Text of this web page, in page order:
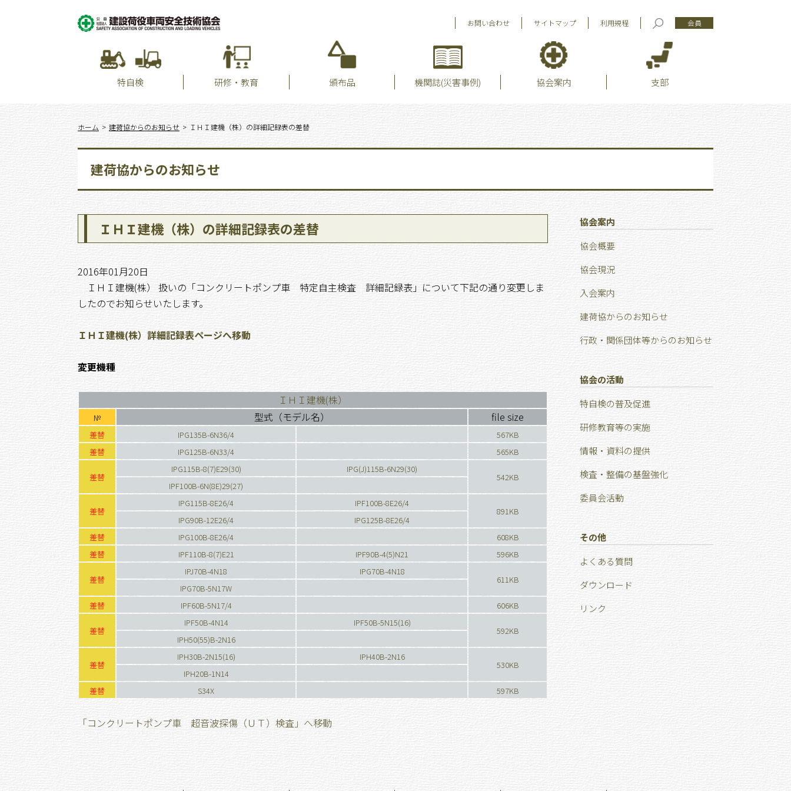
お問い合わせ サイトマップ 利用規程 会員
特自検 研修・教育 頒布品 機関誌(災害事例) 協会案内 支部
ホーム 建荷協からのお知らせ ＩＨＩ建機（株）の詳細記録表の差替
建荷協からのお知らせ
ＩＨＩ建機（株）の詳細記録表の差替
2016年01月20日
ＩＨＩ建機(株） 扱いの「コンクリートポンプ車 特定自主検査 詳細記録表」について下記の通り変更しま
したのでお知らせいたします。
ＩＨＩ建機(株）詳細記録表ページへ移動
変更機種
ＩＨＩ建機(株）
№ 型式（モデル名） file size
差替 IPG135B-6N36/4
567KB
差替
IPG125B-6N33/4 565KB
差替
IPG115B-8(7)E29(30) IPG(J)115B-6N29(30)
542KB
IPF100B-6N(8E)29(27)
差替
IPG115B-8E26/4 IPF100B-8E26/4
891KB
IPG90B-12E26/4
IPG125B-8E26/4
差替
IPG100B-8E26/4
608KB
差替
IPF110B-8(7)E21 IPF90B-4(5)N21 596KB
差替
IPJ70B-4N18 IPG70B-4N18
611KB
IPG70B-5N17W
差替
IPF60B-5N17/4 606KB
差替
IPF50B-4N14 IPF50B-5N15(16)
592KB
IPH50(55)B-2N16
差替
IPH30B-2N15(16) IPH40B-2N16
530KB
IPH20B-1N14
差替
S34X 597KB
「コンクリートポンプ車 超音波探傷（ＵＴ）検査」へ移動
協会案内
協会概要
協会現況
⼊会案内
建荷協からのお知らせ
行政・関係団体等からのお知らせ
協会の活動
特⾃検の普及促進
研修教育等の実施
情報・資料の提供
検査・整備の基盤強化
委員会活動
その他
よくある質問
ダウンロード
リンク